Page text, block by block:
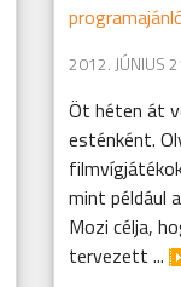
2012. JÚNIUS
Öt héten át
esténként.
mint például
Mozi célja,
tervezett ...